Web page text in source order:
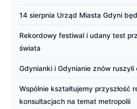
14 sierpnia Urząd Miasta Gdyni
Rekordowy festiwal i udany test
świata
Gdynianki i Gdynianie znów
Wspólnie kształtujemy przyszłość
konsultacjach na temat metropolii